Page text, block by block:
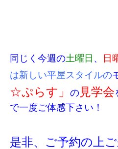
同じく今週の土曜日 、 日
は新しい平屋スタイルの
☆ぷらす」
の 見学会
で一度ご体感下さい！
是非、ご予約の上